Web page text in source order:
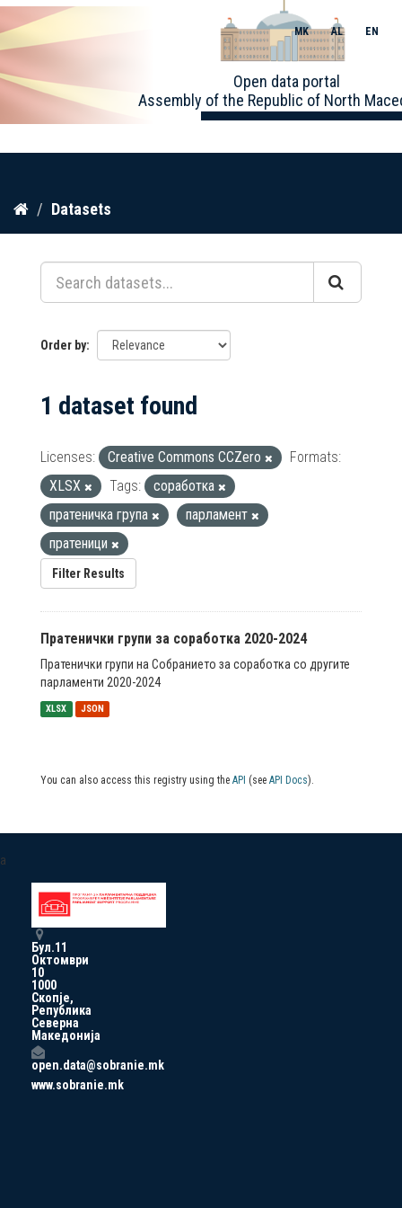
Skip
content
Open data portal
Assembly of the Republic of North
MK AL EN
Datasets
Order by
1 dataset found
Licenses: Creative Commons CCZero
Formats:
XLSX
Tags:
соработка
пратеничка група
парламент
пратеници
Filter Results
Пратенички групи за соработка 2020-2024
Пратенички групи на Собранието за соработка со другите
парламенти 2020-2024
XLSX JSON
You can also access this registry using the API (see API Docs).
a
Бул.11
Октомври
10
1000
Скопје,
Република
Северна
Македонија
open.data@sobranie.mk
www.sobranie.mk